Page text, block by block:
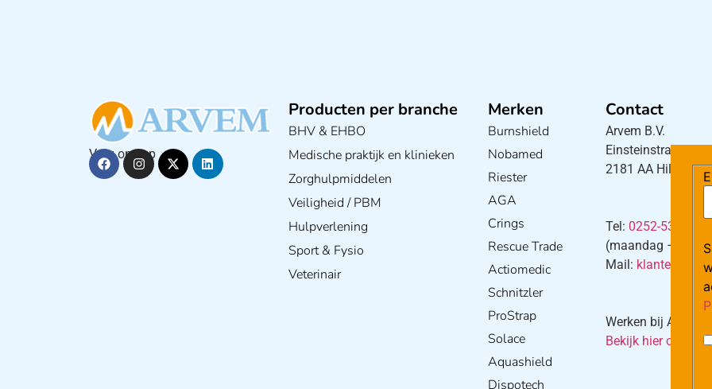
Volg ons op
Producten per branche
BHV & EHBO
Medische praktijk en klinieken
Zorghulpmiddelen
Veiligheid / PBM
Hulpverlening
Sport & Fysio
Veterinair
Merken
Burnshield
Nobamed
Riester
AGA
Crings
Rescue Trade
Actiomedic
Schnitzler
ProStrap
Solace
Aquashield
Dispotech
Contact
Arvem B.V.
Einsteinstraat 5
2181 AA Hillegom
Tel: 0252-533256
(maandag –
Mail:
Werken bij Arvem?
Bekijk hier onze